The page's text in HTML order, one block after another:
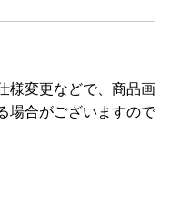
様変更などで、商品画
場合がございますので